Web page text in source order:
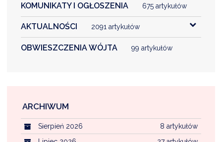
KOMUNIKATY I OGŁOSZENIA 675 artykułów
AKTUALNOŚCI 2091 artykułów
OBWIESZCZENIA WÓJTA 99 artykułów
ARCHIWUM
8 artykułów
Sierpień 2026